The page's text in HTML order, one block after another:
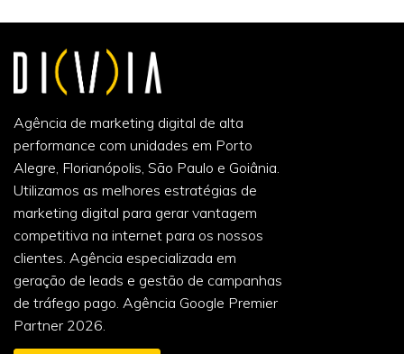
Agência de marketing digital de alta
performance com unidades em Porto
Alegre, Florianópolis, São Paulo e Goiânia.
Utilizamos as melhores estratégias de
marketing digital para gerar vantagem
competitiva na internet para os nossos
clientes. Agência especializada em
geração de leads e gestão de campanhas
de tráfego pago. Agência Google Premier
Partner 2026.